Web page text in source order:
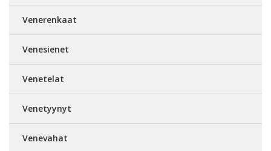
Venerenkaat
Venesienet
Venetelat
Venetyynyt
Venevahat